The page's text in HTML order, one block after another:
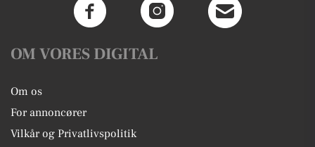
OM VORES DIGITAL
Om os
For annoncører
Vilkår og Privatlivspolitik